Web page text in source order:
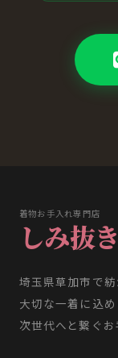
着物お手入れ専門店
しみ抜
埼玉県草加市で
大切な一着に込
次世代へと繋ぐお